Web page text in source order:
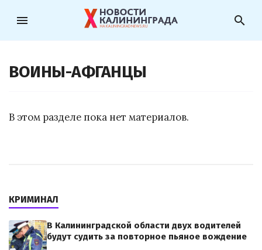
menu search
ВОИНЫ-АФГАНЦЫ
В этом разделе пока нет материалов.
КРИМИНАЛ
В Калининградской области двух водителей
будут судить за повторное пьяное вождение